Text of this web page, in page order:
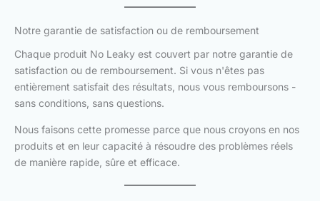
Notre garantie de satisfaction ou de remboursement
Chaque produit No Leaky est couvert par notre garantie de
satisfaction ou de remboursement. Si vous n'êtes pas
entièrement satisfait des résultats, nous vous remboursons -
sans conditions, sans questions.
Nous faisons cette promesse parce que nous croyons en nos
produits et en leur capacité à résoudre des problèmes réels
de manière rapide, sûre et efficace.